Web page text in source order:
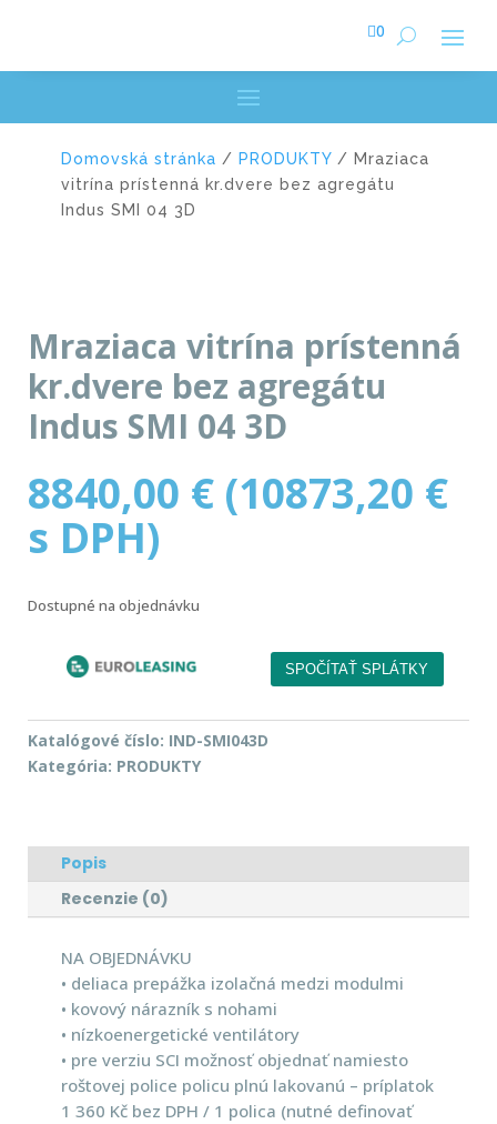
0
Domovská stránka / PRODUKTY / Mraziaca
vitrína prístenná kr.dvere bez agregátu
Indus SMI 04 3D
Mraziaca vitrína prístenná
kr.dvere bez agregátu
Indus SMI 04 3D
8840,00 € (10873,20 €
s DPH)
Dostupné na objednávku
Katalógové číslo: IND-SMI043D
Kategória: PRODUKTY
Popis
Recenzie (0)
NA OBJEDNÁVKU
• deliaca prepážka izolačná medzi modulmi
• kovový nárazník s nohami
• nízkoenergetické ventilátory
• pre verziu SCI možnosť objednať namiesto
roštovej police policu plnú lakovanú – príplatok
1 360 Kč bez DPH / 1 polica (nutné definovať